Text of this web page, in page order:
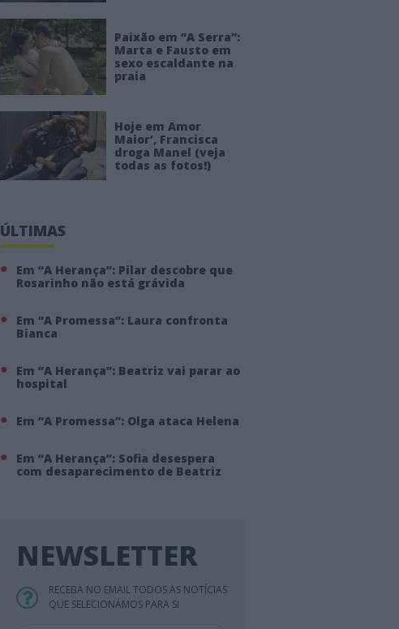
Paixão em “A Serra”:
Marta e Fausto em
sexo escaldante na
praia
Hoje em Amor
Maior’, Francisca
droga Manel (veja
todas as fotos!)
ÚLTIMAS
Em “A Herança”: Pilar descobre que
Rosarinho não está grávida
Em “A Promessa”: Laura confronta
Bianca
Em “A Herança”: Beatriz vai parar ao
hospital
Em “A Promessa”: Olga ataca Helena
Em “A Herança”: Sofia desespera
com desaparecimento de Beatriz
NEWSLETTER
RECEBA NO EMAIL TODOS AS NOTÍCIAS
QUE SELECIONÁMOS PARA SI